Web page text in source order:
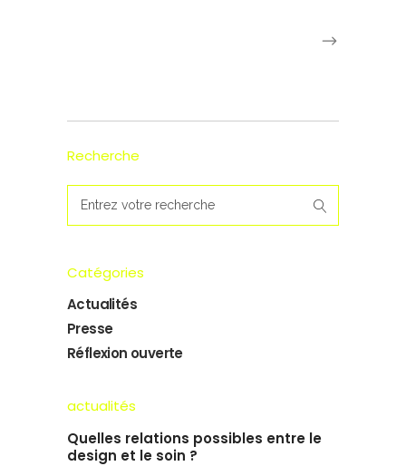
Recherche
for:
Catégories
Actualités
Presse
Réflexion ouverte
actualités
Quelles relations possibles entre le
design et le soin ?